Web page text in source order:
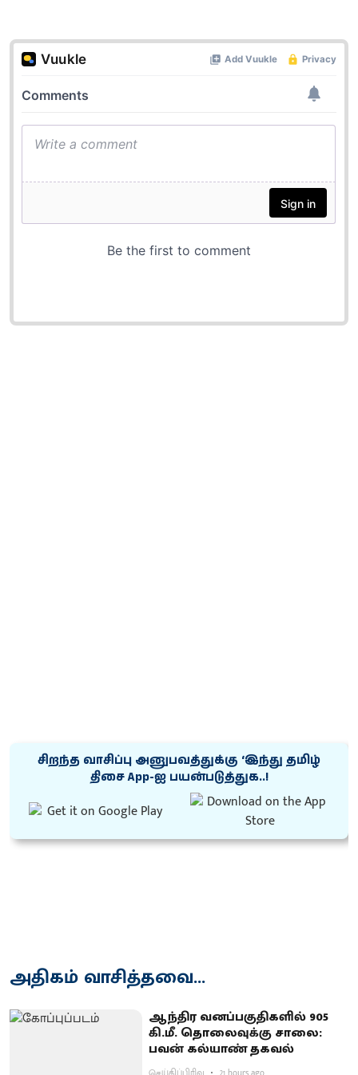
சிறந்த வாசிப்பு அனுபவத்துக்கு ‘இந்து தமிழ்
திசை App-ஐ பயன்படுத்துக..!
அதிகம் வாசித்தவை...
ஆந்திர வனப்பகுதிகளில் 905
கி.மீ. தொலைவுக்கு சாலை:
பவன் கல்யாண் தகவல்